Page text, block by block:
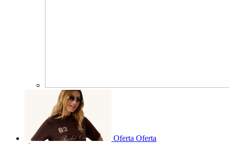
Oferta Oferta